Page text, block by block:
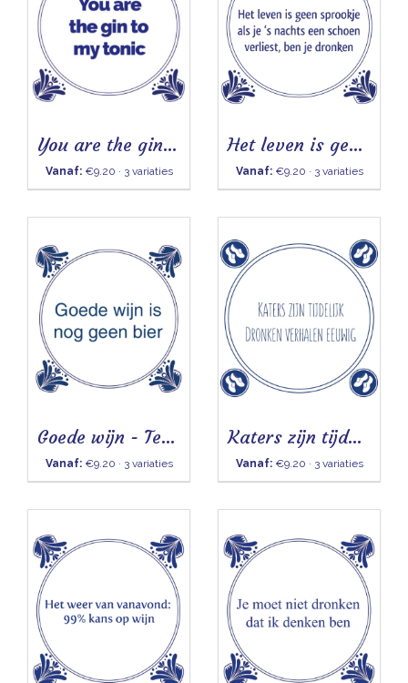
You are the gin to my tonic - Tegeltje
Vanaf:€9.20 · 3 variaties
Het leven is geen sprookje - Tegeltje
Vanaf:€9.20 · 3 variaties
Goede wijn - Tegel
Vanaf:€9.20 · 3 variaties
Katers zijn tijdelijk - Tegel
Vanaf:€9.20 · 3 variaties